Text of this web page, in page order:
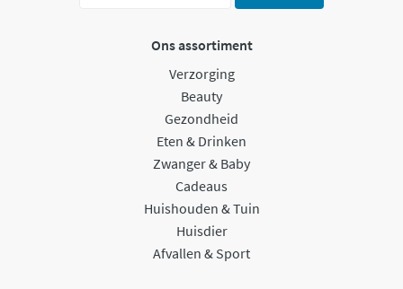
Ons assortiment
Verzorging
Beauty
Gezondheid
Eten & Drinken
Zwanger & Baby
Cadeaus
Huishouden & Tuin
Huisdier
Afvallen & Sport